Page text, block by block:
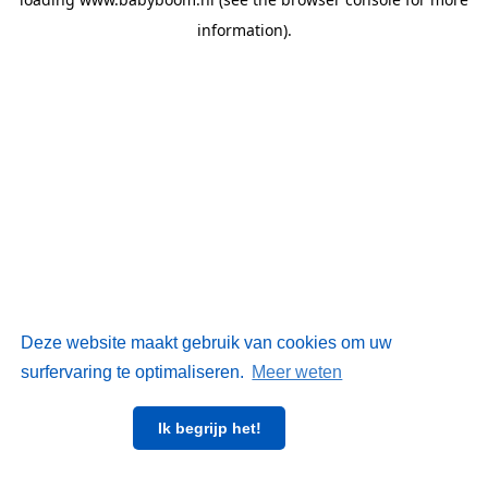
Deze website maakt gebruik van cookies om uw
surfervaring te optimaliseren. Meer weten
Ik begrijp het!
information).